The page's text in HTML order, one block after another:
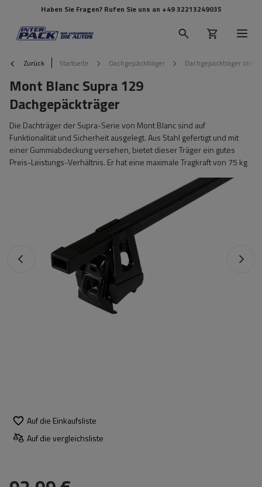
Haben Sie Fragen? Rufen Sie uns an +49 32213249035
Zurück Startseite Dachgepäckträger Dachgepäckträger ohne
Mont Blanc Supra 129
Dachgepäckträger
Die Dachträger der Supra-Serie von Mont Blanc sind auf
Funktionalität und Sicherheit ausgelegt. Aus Stahl gefertigt und mit
einer Gummiabdeckung versehen, bietet dieser Träger ein gutes
Preis-Leistungs-Verhältnis. Er hat eine maximale Tragkraft von 75 kg
Auf die Einkaufsliste
Auf die vergleichsliste